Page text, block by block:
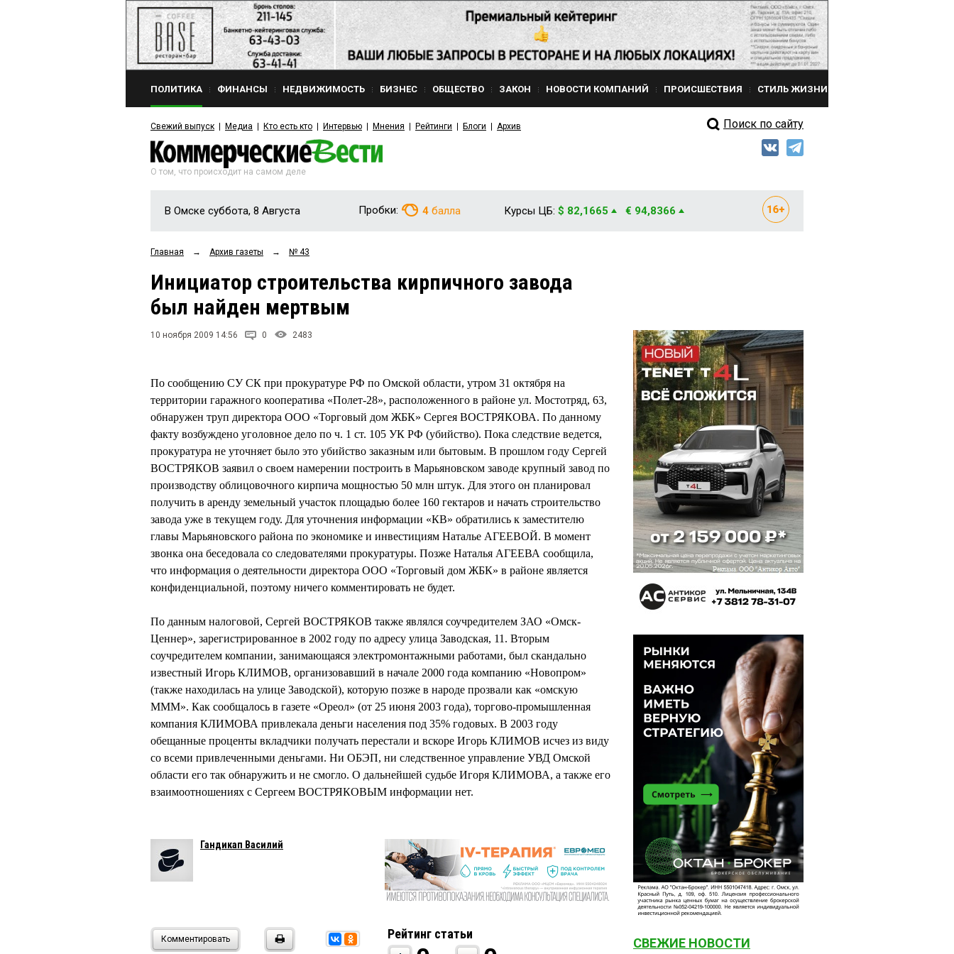
ПОЛИТИКА ФИНАНСЫ НЕДВИЖИМОСТЬ БИЗНЕС ОБЩЕСТВО ЗАКОН НОВОСТИ КОМПАНИЙ ПРОИСШЕСТВИЯ СТИЛЬ ЖИЗНИ
Свежий выпуск Медиа Кто есть кто Интервью Мнения Рейтинги Блоги Архив Поиск по сайту
О том, что происходит на самом деле
В Омске суббота, 8 Августа Пробки: 4 балла Курсы ЦБ: $ 82,1665 € 94,8366
Главная → Архив газеты → № 43
Инициатор строительства кирпичного завода
был найден мертвым
10 ноября 2009 14:56 0 2483
По сообщению СУ СК при прокуратуре РФ по Омской области, утром 31 октября на
территории гаражного кооператива «Полет-28», расположенного в районе ул. Мостотряд, 63,
обнаружен труп директора ООО «Торговый дом ЖБК» Сергея ВОСТРЯКОВА. По данному
факту возбуждено уголовное дело по ч. 1 ст. 105 УК РФ (убийство). Пока следствие ведется,
прокуратура не уточняет было это убийство заказным или бытовым. В прошлом году Сергей
ВОСТРЯКОВ заявил о своем намерении построить в Марьяновском заводе крупный завод по
производству облицовочного кирпича мощностью 50 млн штук. Для этого он планировал
получить в аренду земельный участок площадью более 160 гектаров и начать строительство
завода уже в текущем году. Для уточнения информации «КВ» обратились к заместителю
главы Марьяновского района по экономике и инвестициям Наталье АГЕЕВОЙ. В момент
звонка она беседовала со следователями прокуратуры. Позже Наталья АГЕЕВА сообщила,
что информация о деятельности директора ООО «Торговый дом ЖБК» в районе является
конфиденциальной, поэтому ничего комментировать не будет.
По данным налоговой, Сергей ВОСТРЯКОВ также являлся соучредителем ЗАО «Омск-
Ценнер», зарегистрированное в 2002 году по адресу улица Заводская, 11. Вторым
соучредителем компании, занимающаяся электромонтажными работами, был скандально
известный Игорь КЛИМОВ, организовавший в начале 2000 года компанию «Новопром»
(также находилась на улице Заводской), которую позже в народе прозвали как «омскую
МММ». Как сообщалось в газете «Ореол» (от 25 июня 2003 года), торгово-промышленная
компания КЛИМОВА привлекала деньги населения под 35% годовых. В 2003 году
обещанные проценты вкладчики получать перестали и вскоре Игорь КЛИМОВ исчез из виду
со всеми привлеченными деньгами. Ни ОБЭП, ни следственное управление УВД Омской
области его так обнаружить и не смогло. О дальнейшей судьбе Игоря КЛИМОВА, а также его
взаимоотношениях с Сергеем ВОСТРЯКОВЫМ информации нет.
Гандикап Василий
Комментировать Рейтинг статьи
СВЕЖИЕ НОВОСТИ